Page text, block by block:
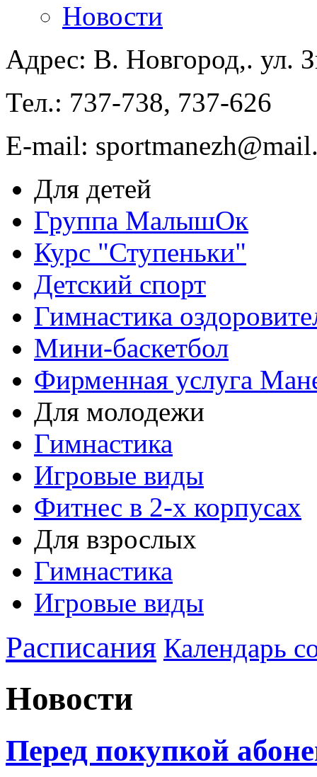
Новости
Адрес: В. Новгород,. ул.
Тел.: 737-738, 737-626
E-mail:
Для детей
Группа МалышОк
Курс "Ступеньки"
Детский спорт
Гимнастика
Мини-баскетбол
Фирменная услуга
Для молодежи
Гимнастика
Игровые виды
Фитнес в 2-х корпусах
Для взрослых
Гимнастика
Игровые виды
Расписания Календарь
Новости
Перед покупкой